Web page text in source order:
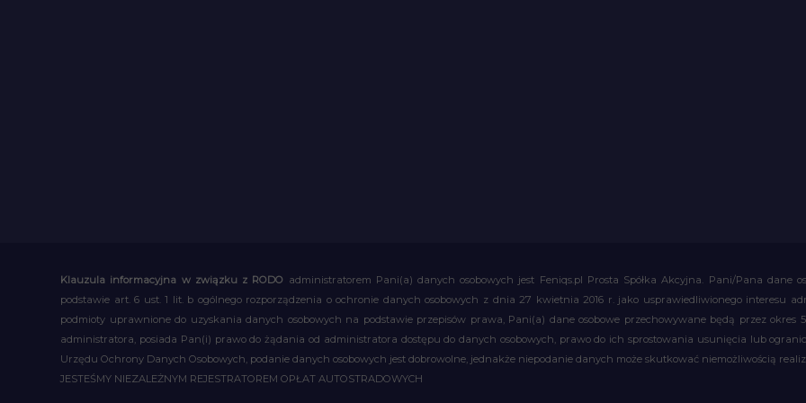
Klauzula informacyjna w związku z RODO administratorem Pani(a) danych osobowych jest Feniqs.pl Prosta Spółka Akcyjna. Pani/Pana
podstawie art. 6 ust. 1 lit. b ogólnego rozporządzenia o ochronie danych osobowych z dnia 27 kwietnia 2016 r. jako usprawiedliwionego interesu
podmioty uprawnione do uzyskania danych osobowych na podstawie przepisów prawa, Pani(a) dane osobowe przechowywane będą przez
administratora, posiada Pan(i) prawo do żądania od administratora dostępu do danych osobowych, prawo do ich sprostowania usunięcia lub
Urzędu Ochrony Danych Osobowych, podanie danych osobowych jest dobrowolne, jednakże niepodanie danych może skutkować niemożliwością
JESTEŚMY NIEZALEŻNYM REJESTRATOREM OPŁAT AUTOSTRADOWYCH